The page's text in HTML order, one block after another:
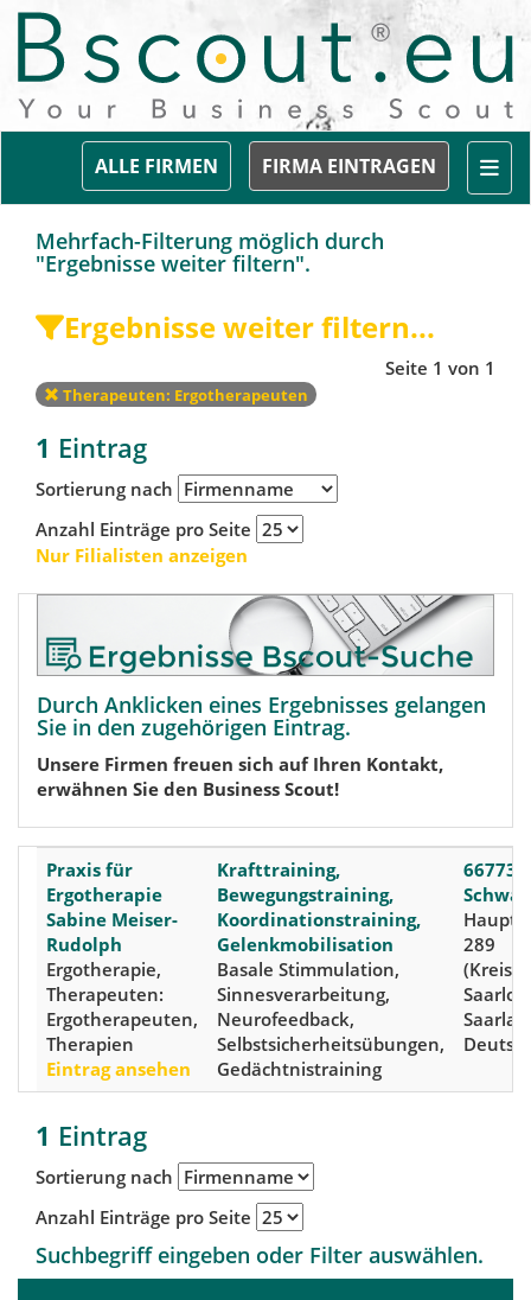
FIRMA EINTRAGEN
ALLE FIRMEN
Mehrfach-Filterung möglich durch
"Ergebnisse weiter filtern".
Ergebnisse weiter filtern...
Seite 1 von 1
Therapeuten: Ergotherapeuten
1 Eintrag
Sortierung nach
Anzahl Einträge pro Seite
Nur Filialisten anzeigen
Durch Anklicken eines Ergebnisses gelangen
Sie in den zugehörigen Eintrag.
Unsere Firmen freuen sich auf Ihren Kontakt,
erwähnen Sie den Business Scout!
Praxis für
Ergotherapie
Sabine Meiser-
Rudolph
Ergotherapie,
Therapeuten:
Ergotherapeuten,
Therapien
Eintrag ansehen
Krafttraining,
Bewegungstraining,
Koordinationstraining,
Gelenkmobilisation
Basale Stimmulation,
Sinnesverarbeitung,
Neurofeedback,
Selbstsicherheitsübungen,
Gedächtnistraining
66773
289
(Kreis:
1 Eintrag
Sortierung nach
Anzahl Einträge pro Seite
Suchbegriff eingeben oder Filter auswählen.